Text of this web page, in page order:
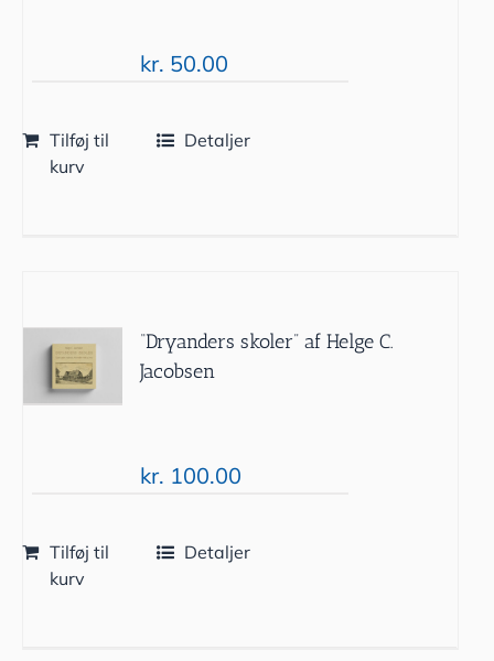
kr. 50.00
Tilføj til
kurv
Detaljer
“Dryanders skoler” af Helge C.
Jacobsen
kr. 100.00
Tilføj til
kurv
Detaljer